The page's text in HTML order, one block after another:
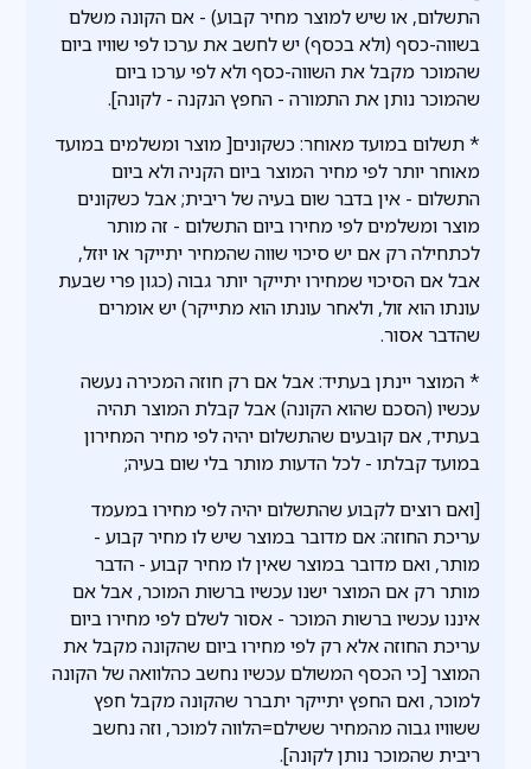
התשלום, או שיש למוצר מחיר קבוע) - אם הקונה משלם
בשווה-כסף (ולא בכסף) יש לחשב את ערכו לפי שוויו ביום
שהמוכר מקבל את השווה-כסף ולא לפי ערכו ביום
שהמוכר נותן את התמורה - החפץ הנקנה - לקונה].
* תשלום במועד מאוחר: כשקונים[ מוצר ומשלמים במועד
מאוחר יותר לפי מחיר המוצר ביום הקניה ולא ביום
התשלום - אין בדבר שום בעיה של ריבית; אבל כשקונים
מוצר ומשלמים לפי מחירו ביום התשלום - זה מותר
לכתחילה רק אם יש סיכוי שווה שהמחיר יתייקר או יוּזל,
אבל אם הסיכוי שמחירו יתייקר יותר גבוה (כגון פרי שבעת
עונתו הוא זול, ולאחר עונתו הוא מתייקר) יש אומרים
שהדבר אסור.
* המוצר יינתן בעתיד: אבל אם רק חוזה המכירה נעשה
עכשיו (הסכם שהוא הקונה) אבל קבלת המוצר תהיה
בעתיד, אם קובעים שהתשלום יהיה לפי מחיר המחירון
במועד קבלתו - לכל הדעות מותר בלי שום בעיה;
[ואם רוצים לקבוע שהתשלום יהיה לפי מחירו במעמד
עריכת החוזה: אם מדובר במוצר שיש לו מחיר קבוע -
מותר, ואם מדובר במוצר שאין לו מחיר קבוע - הדבר
מותר רק אם המוצר ישנו עכשיו ברשות המוכר, אבל אם
איננו עכשיו ברשות המוכר - אסור לשלם לפי מחירו ביום
עריכת החוזה אלא רק לפי מחירו ביום שהקונה מקבל את
המוצר [כי הכסף המשולם עכשיו נחשב כהלוואה של הקונה
למוכר, ואם החפץ יתייקר יתברר שהקונה מקבל חפץ
ששוויו גבוה מהמחיר ששילם=הלווה למוכר, וזה נחשב
ריבית שהמוכר נותן לקונה].